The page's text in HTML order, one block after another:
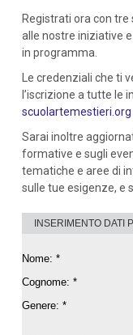
Registrati ora con
alle nostre iniziative
in programma.
Le credenziali che ti
l’iscrizione a tutte le
scuolartemestieri.org
Sarai inoltre
formative e sugli
tematiche e aree di
sulle tue esigenze, e